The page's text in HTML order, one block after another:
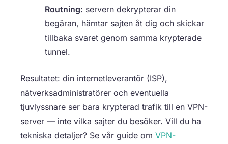
Routning: servern dekrypterar din
begäran, hämtar sajten åt dig och skickar
tillbaka svaret genom samma krypterade
tunnel.
Resultatet: din internetleverantör (ISP),
nätverksadministratörer och eventuella
tjuvlyssnare ser bara krypterad trafik till en VPN-
server — inte vilka sajter du besöker. Vill du ha
tekniska detaljer? Se vår guide om VPN-